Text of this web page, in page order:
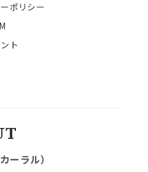
ポリシー
ト
ーラル）